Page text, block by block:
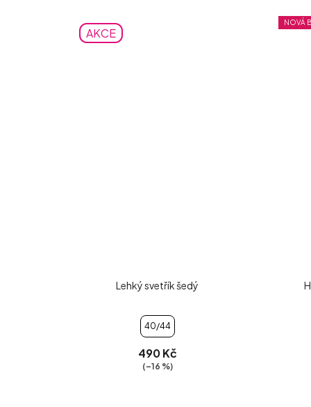
AKCE
Lehký svetřík šedý
40/44
490 Kč
(–16 %)
NOVÁ